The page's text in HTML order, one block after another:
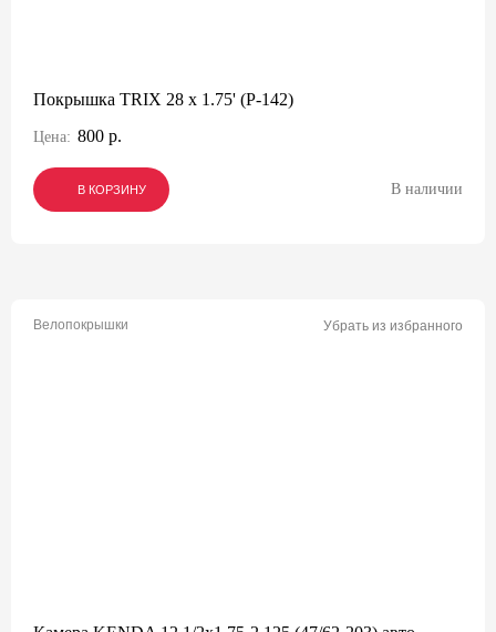
Покрышка TRIX 28 x 1.75' (P-142)
Цена: 800 р.
В КОРЗИНУ
В КОРЗИНУ
В КОРЗИНУ В наличии
Велопокрышки Убрать из избранного